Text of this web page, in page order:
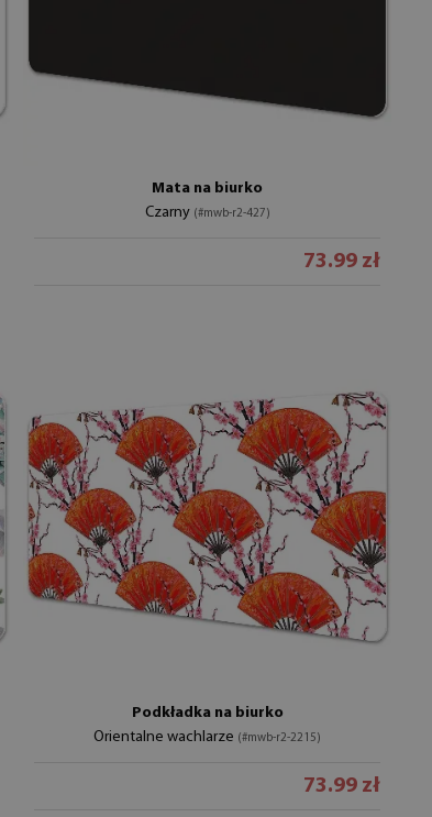
Mata na biurko
Czarny (#mwb-r2-427)
73.99 zł
Podkładka na biurko
Orientalne wachlarze (#mwb-r2-2215)
73.99 zł